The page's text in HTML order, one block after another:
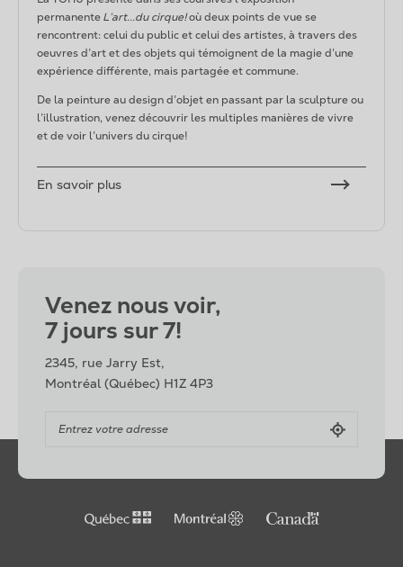
permanenteL’art...du cirque!où deux points de vue se
rencontrent: celui du public et celui des artistes, à travers des
oeuvres d’art et des objets qui témoignent de la magie d’une
expérience différente, mais partagée et commune.
De la peinture au design d’objet en passant par la sculpture ou
l’illustration, venez découvrir les multiples manières de vivre
et de voir l’univers du cirque!
En savoir plus
Venez nous voir,
7 jours sur 7!
2345, rue Jarry Est,
Montréal (Québec) H1Z 4P3